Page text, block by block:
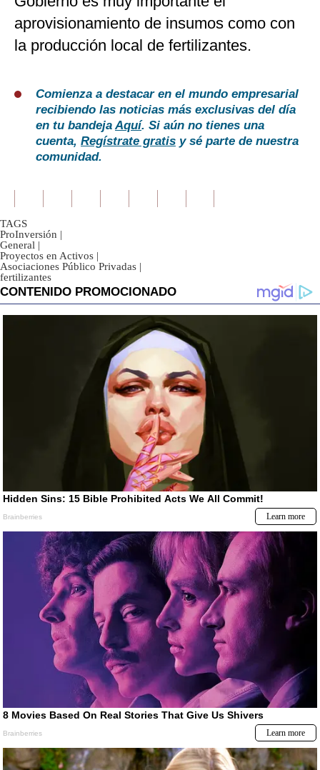
aprovisionamiento de insumos como con
la producción local de fertilizantes.
Comienza a destacar en el mundo empresarial
recibiendo las noticias más exclusivas del día
en tu bandejaAquí. Si aún no tienes una
cuenta, Regístrate gratis y sé parte de nuestra
comunidad.
TAGS
ProInversión |
General |
Proyectos en Activos |
Asociaciones Público Privadas |
fertilizantes